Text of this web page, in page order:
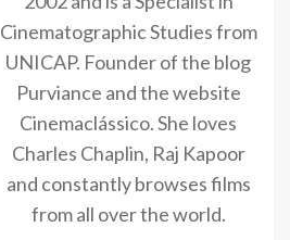
Cinematographic Studies from
UNICAP. Founder of the blog
Purviance and the website
Cinemaclássico. She loves
Charles Chaplin, Raj Kapoor
and constantly browses films
from all over the world.